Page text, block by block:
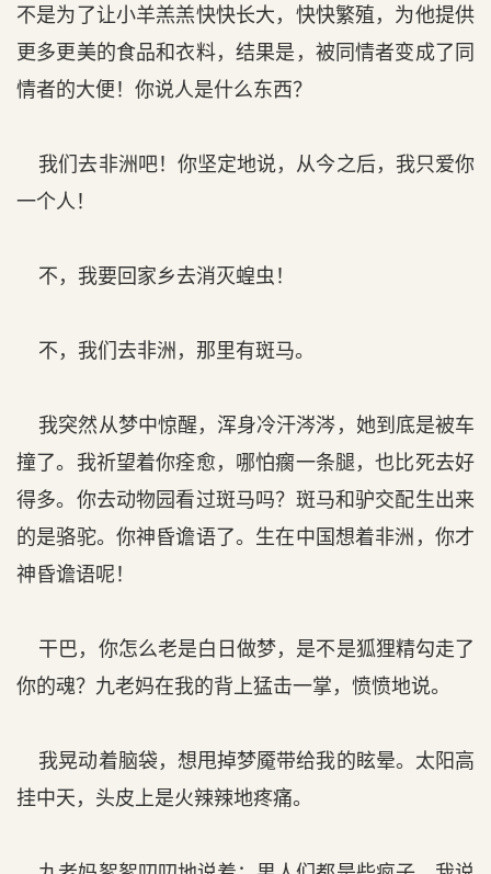
不是为了让小羊羔羔快快长大，快快繁殖，为他提供
更多更美的食品和衣料，结果是，被同情者变成了同
情者的大便！你说人是什么东西？
我们去非洲吧！你坚定地说，从今之后，我只爱你
一个人！
不，我要回家乡去消灭蝗虫！
不，我们去非洲，那里有斑马。
我突然从梦中惊醒，浑身冷汗涔涔，她到底是被车
撞了。我祈望着你痊愈，哪怕瘸一条腿，也比死去好
得多。你去动物园看过斑马吗？斑马和驴交配生出来
的是骆驼。你神昏谵语了。生在中国想着非洲，你才
神昏谵语呢！
干巴，你怎么老是白日做梦，是不是狐狸精勾走了
你的魂？九老妈在我的背上猛击一掌，愤愤地说。
我晃动着脑袋，想甩掉梦魇带给我的眩晕。太阳高
挂中天，头皮上是火辣辣地疼痛。